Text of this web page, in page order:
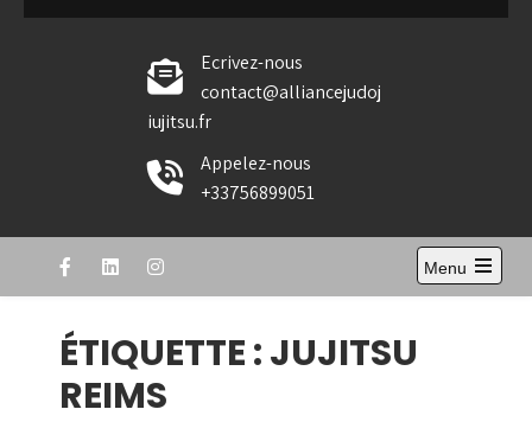
Alliance Judo Jiu-jitsu
Ecrivez-nous
contact@alliancejudoj
iujitsu.fr
Appelez-nous
+33756899051
Menu
Open
ÉTIQUETTE :JUJITSU
REIMS